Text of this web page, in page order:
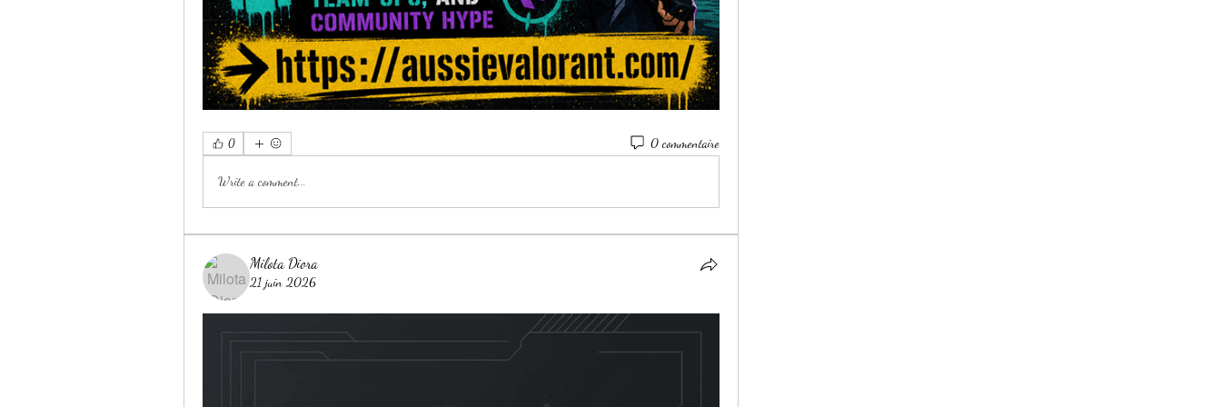
0 0 commentaire
Write a comment...
Milota Diora
21 juin 2026